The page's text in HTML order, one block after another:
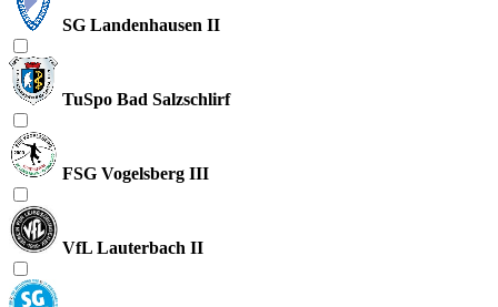
SG Landenhausen II
TuSpo Bad Salzschlirf
FSG Vogelsberg III
VfL Lauterbach II